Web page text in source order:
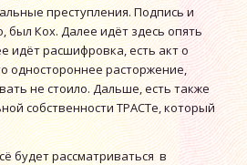
преступления. Подпись и
был Кох. Далее идёт здесь опять
идёт расшифровка, есть акт о
одностороннее расторжение,
не стоило. Дальше, есть также
собственности ТРАСТе, который
будет рассматриваться в